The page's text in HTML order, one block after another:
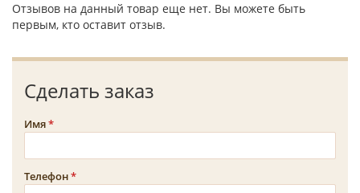
Отзывов на данный товар еще нет. Вы можете быть
первым, кто оставит отзыв.
Сделать заказ
Имя
Телефон